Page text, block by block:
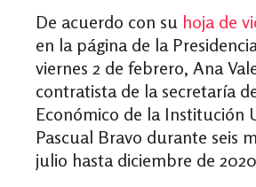
De acuerdo con su hoja de
en la página de la
viernes 2 de febrero, Ana
contratista de la secretaría
Económico de la Institución
Pascual Bravo durante seis
julio hasta diciembre de